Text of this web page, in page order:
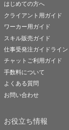
はじめての方へ
クライアント用ガイド
ワーカー用ガイド
スキル販売ガイド
仕事受発注ガイドライン
チャットご利用ガイド
手数料について
よくある質問
お問い合わせ
お役立ち情報